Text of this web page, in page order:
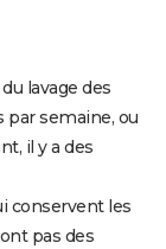
lavage des
par semaine, ou
il y a des
conservent les
pas des